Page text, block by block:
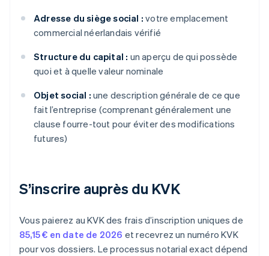
Adresse du siège social : votre emplacement
commercial néerlandais vérifié
Structure du capital : un aperçu de qui possède
quoi et à quelle valeur nominale
Objet social : une description générale de ce que
fait l’entreprise (comprenant généralement une
clause fourre-tout pour éviter des modifications
futures)
S’inscrire auprès du KVK
Vous paierez au KVK des frais d’inscription uniques de
85,15 € en date de 2026 et recevrez un numéro KVK
pour vos dossiers. Le processus notarial exact dépend